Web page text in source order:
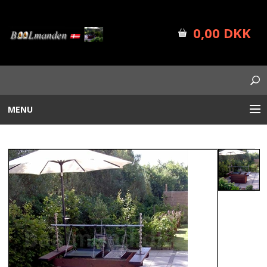
0,00 DKK
MENU
PLANTEKASSER
FORSIDE
SHOP INFO
NYHEDER